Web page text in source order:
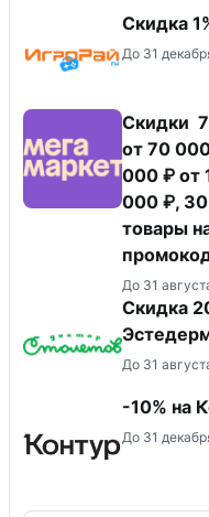
Скидка
До 31
Скидки
от 70
000 ₽ от
000 ₽, 30
товары
До 31
Скидка
До 31
-10% на
До 31